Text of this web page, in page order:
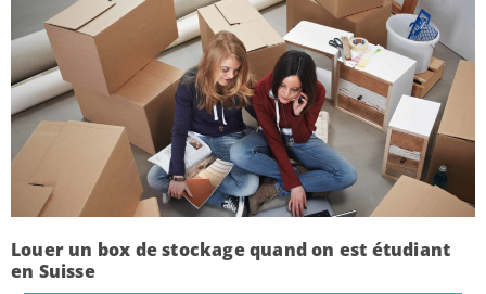
Louer un box de stockage quand on est étudiant
en Suisse